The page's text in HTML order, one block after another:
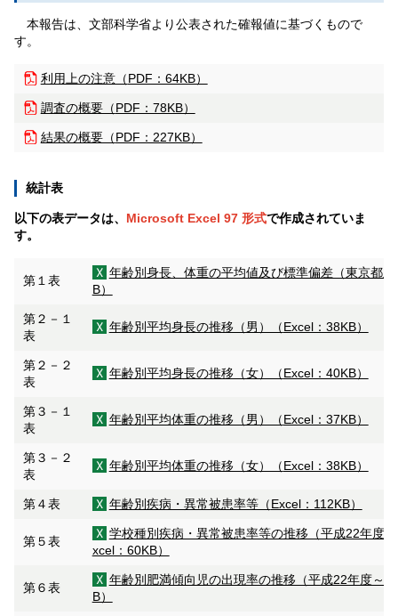
本報告は、文部科学省より公表された確報値に基づくもので
す。
利用上の注意（PDF：64KB）
調査の概要（PDF：78KB）
結果の概要（PDF：227KB）
統計表
以下の表データは、 Microsoft Excel 97 形式で作成されていま
す。
第１表
年齢別身長、体重の平均値及び標準偏差（東京都
B）
第２－１
表
年齢別平均身長の推移（男）（Excel：38KB）
第２－２
表
年齢別平均身長の推移（女）（Excel：40KB）
第３－１
表
年齢別平均体重の推移（男）（Excel：37KB）
第３－２
表
年齢別平均体重の推移（女）（Excel：38KB）
第４表 年齢別疾病・異常被患率等（Excel：112KB）
第５表
学校種別疾病・異常被患率等の推移（平成22年度
xcel：60KB）
第６表
年齢別肥満傾向児の出現率の推移（平成22年度～
B）